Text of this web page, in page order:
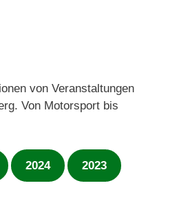
von Veranstaltungen
Von Motorsport bis
2024 2023